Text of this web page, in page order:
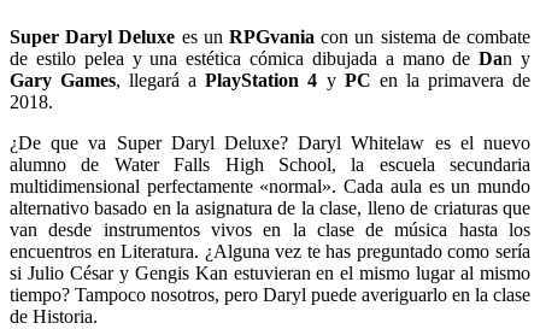
Super Daryl Deluxe es unRPGvania con un sistema de combate
de estilo pelea y una estética cómica dibujada a mano deDan y
Gary Games, llegará aPlayStation 4 y PC en la primavera de
2018.
¿De que va Super Daryl Deluxe? Daryl Whitelaw es el nuevo
alumno de Water Falls High School, la escuela secundaria
multidimensional perfectamente «normal». Cada aula es un mundo
alternativo basado en la asignatura de la clase, lleno de criaturas que
van desde instrumentos vivos en la clase de música hasta los
encuentros en Literatura. ¿Alguna vez te has preguntado como sería
si Julio César y Gengis Kan estuvieran en el mismo lugar al mismo
tiempo? Tampoco nosotros, pero Daryl puede averiguarlo en la clase
de Historia.